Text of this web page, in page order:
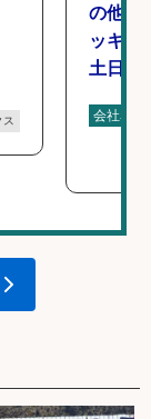
の他/
ッキン
土日休
会社名